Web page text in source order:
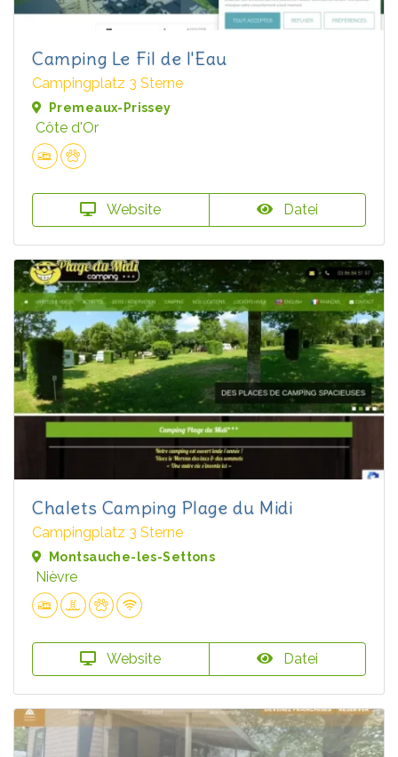
Camping Le Fil de l'Eau
Campingplatz 3 Sterne
Premeaux-Prissey
Côte d'Or
Website Datei
Chalets Camping Plage du Midi
Campingplatz 3 Sterne
Montsauche-les-Settons
Nièvre
Website Datei